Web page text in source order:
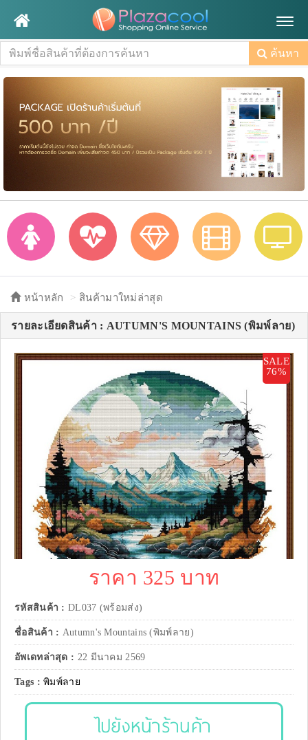
ค้นหา
หน้าหลัก สินค้ามาใหม่ล่าสุด
รายละเอียดสินค้า : AUTUMN'S MOUNTAINS (พิมพ์ลาย)
SALE
76%
ราคา 325 บาท
รหัสสินค้า : DL037 (พร้อมส่ง)
ชื่อสินค้า : Autumn's Mountains (พิมพ์ลาย)
อัพเดทล่าสุด : 22 มีนาคม 2569
Tags :พิมพ์ลาย
ไปยังหน้าร้านค้า